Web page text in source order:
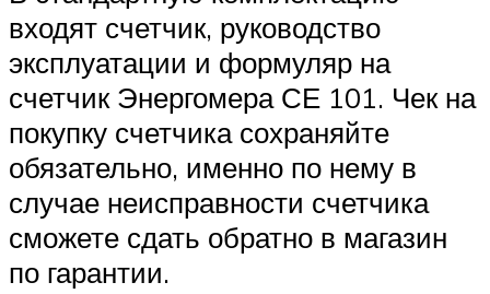
входят счетчик, руководство
эксплуатации и формуляр на
счетчик Энергомера СЕ 101. Чек на
покупку счетчика сохраняйте
обязательно, именно по нему в
случае неисправности счетчика
сможете сдать обратно в магазин
по гарантии.